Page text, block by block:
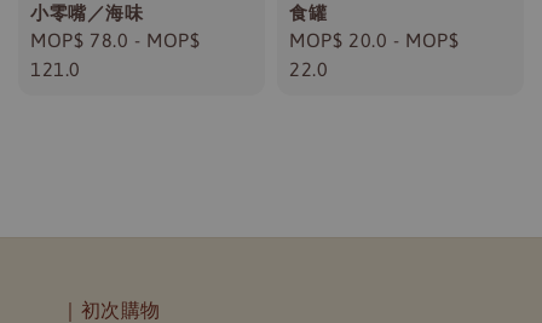
小零嘴／海味
Regular
price
MOP$ 78.0 - MOP$
121.0
食罐
Regular
price
MOP$ 20.0 - MOP$
22.0
｜初次購物